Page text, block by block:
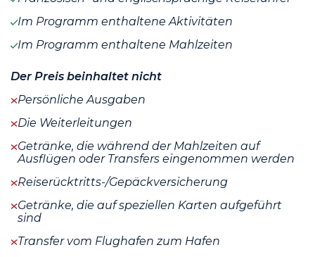
Im Programm enthaltene Aktivitäten
Im Programm enthaltene Mahlzeiten
Der Preis beinhaltet nicht
Persönliche Ausgaben
Die Weiterleitungen
Getränke, die während der Mahlzeiten auf
Ausflügen oder Transfers eingenommen werden
Reiserücktritts-/Gepäckversicherung
Getränke, die auf speziellen Karten aufgeführt
sind
Transfer vom Flughafen zum Hafen